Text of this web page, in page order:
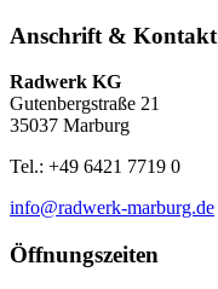
Anschrift & Kontakt
Radwerk KG
Gutenbergstraße 21
35037 Marburg
Tel.: +49 6421 7719 0
info@radwerk-marburg.de
Öffnungszeiten